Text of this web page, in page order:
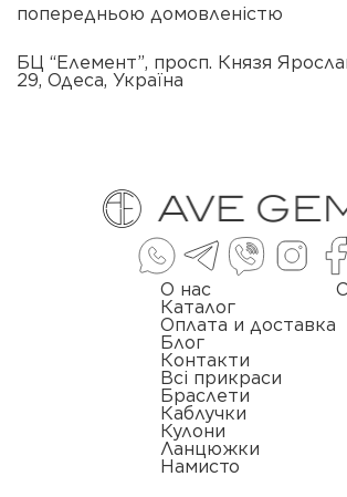
попередньою домовленістю
БЦ “Елемент”, просп. Князя
29, Одеса, Україна
О нас
Каталог
Оплата и доставка
Блог
Контакти
Всі прикраси
Браслети
Каблучки
Кулони
Ланцюжки
Намисто